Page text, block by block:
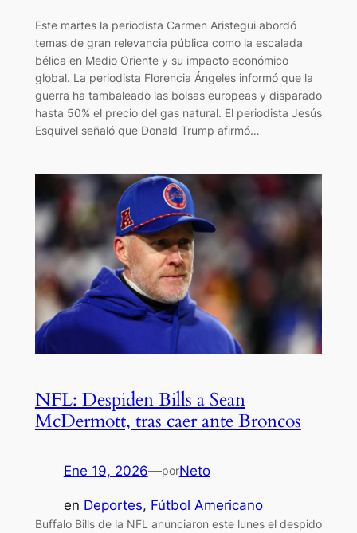
Este martes la periodista Carmen Aristegui abordó
temas de gran relevancia pública como la escalada
bélica en Medio Oriente y su impacto económico
global. La periodista Florencia Ángeles informó que la
guerra ha tambaleado las bolsas europeas y disparado
hasta 50% el precio del gas natural. El periodista Jesús
Esquivel señaló que Donald Trump afirmó…
NFL: Despiden Bills a Sean
McDermott, tras caer ante Broncos
Ene 19, 2026—porNeto
en Deportes, Fútbol Americano
Buffalo Bills de la NFL anunciaron este lunes el despido